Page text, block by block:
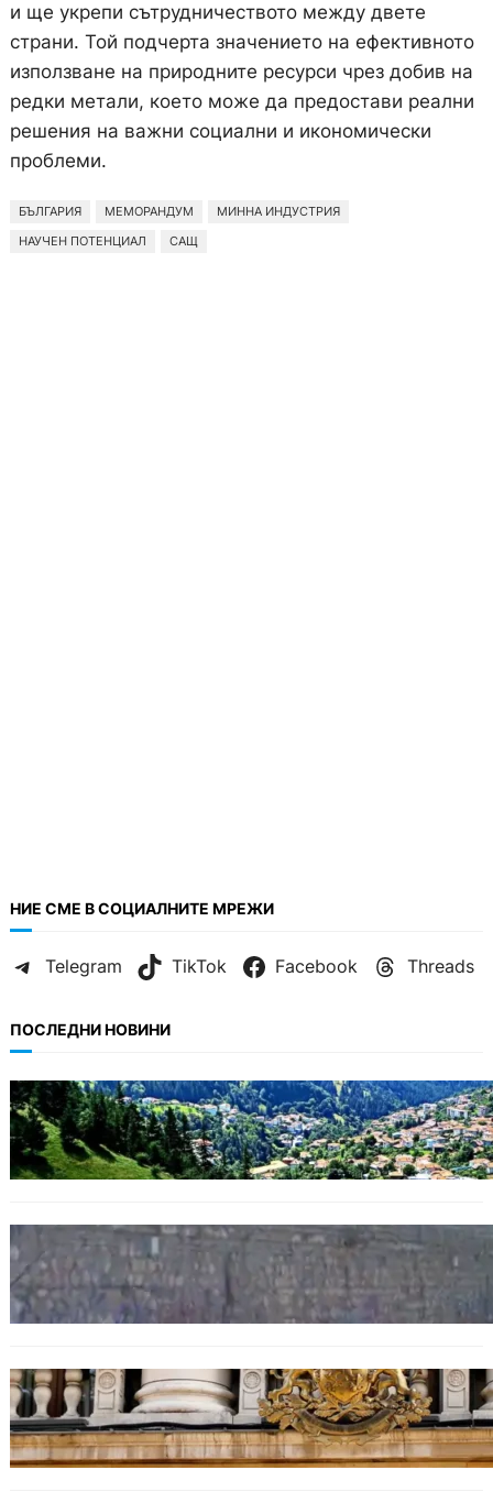
и ще укрепи сътрудничеството между двете
страни. Той подчерта значението на ефективното
използване на природните ресурси чрез добив на
редки метали, което може да предостави реални
решения на важни социални и икономически
проблеми.
БЪЛГАРИЯ МЕМОРАНДУМ
МИННА ИНДУСТРИЯ
НАУЧЕН ПОТЕНЦИАЛ
САЩ
НИЕ СМЕ В СОЦИАЛНИТЕ МРЕЖИ
Telegram TikTok Facebook Threads
ПОСЛЕДНИ НОВИНИ
БЪЛГАРИЯ
Полицията алармира за нова схема с
фалшиви лечители и „вълшебни“ мехлеми
БЪЛГАРИЯ
Ограничават движението по улица
„Вълноломна“ във Варна
БЪЛГАРИЯ
Дрон навлезе в България край границата с
Румъния